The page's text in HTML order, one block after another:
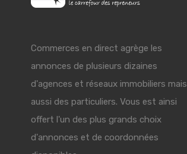
Commerces en direct agrège les
annonces de plusieurs dizaines
d'agences et réseaux immobiliers mais
aussi des particuliers. Vous est ainsi
offert l'un des plus grands choix
d'annonces et de coordonnées